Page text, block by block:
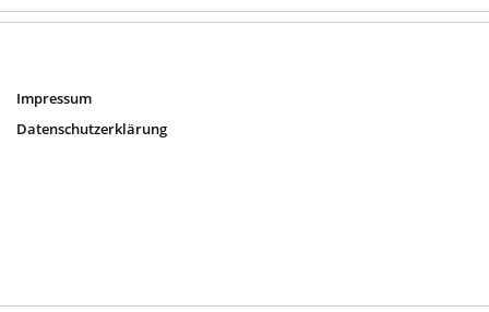
Impressum
Datenschutzerklärung